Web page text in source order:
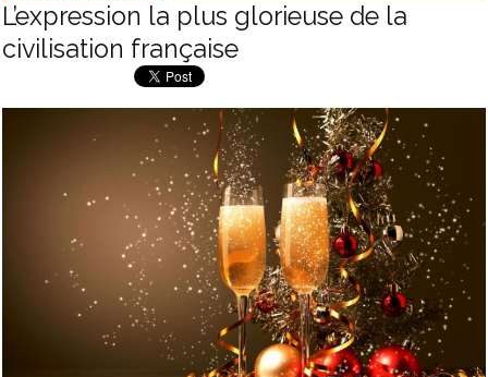
L’expression la plus glorieuse de la
civilisation française